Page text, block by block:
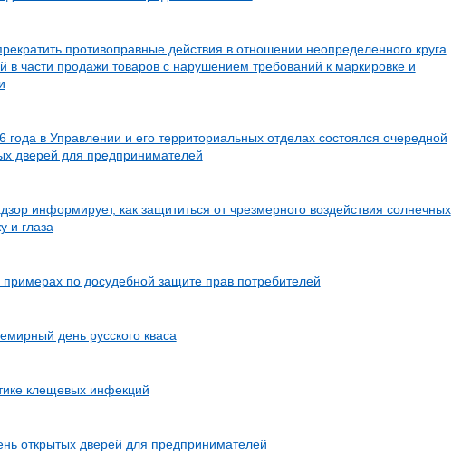
противоправные действия в отношении неопределенного круга
в части продажи товаров с нарушением требований к маркировке и
года в Управлении и его территориальных отделах состоялся очередной
дверей для предпринимателей
информирует, как защититься от чрезмерного воздействия солнечных
и глаза
по досудебной защите прав потребителей
день русского кваса
клещевых инфекций
открытых дверей для предпринимателей